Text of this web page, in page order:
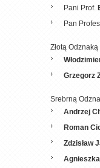
Pani Prof.
Pan
Złotą
Grzegorz
Srebrną
Andrzej
Roman
Zdzisław